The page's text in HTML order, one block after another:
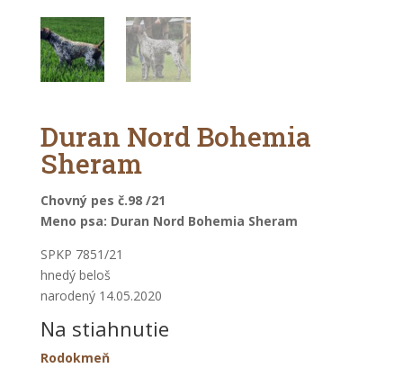
Duran Nord Bohemia
Sheram
Chovný pes č.98 /21
Meno psa: Duran Nord Bohemia Sheram
SPKP 7851/21
hnedý beloš
narodený 14.05.2020
Na stiahnutie
Rodokmeň